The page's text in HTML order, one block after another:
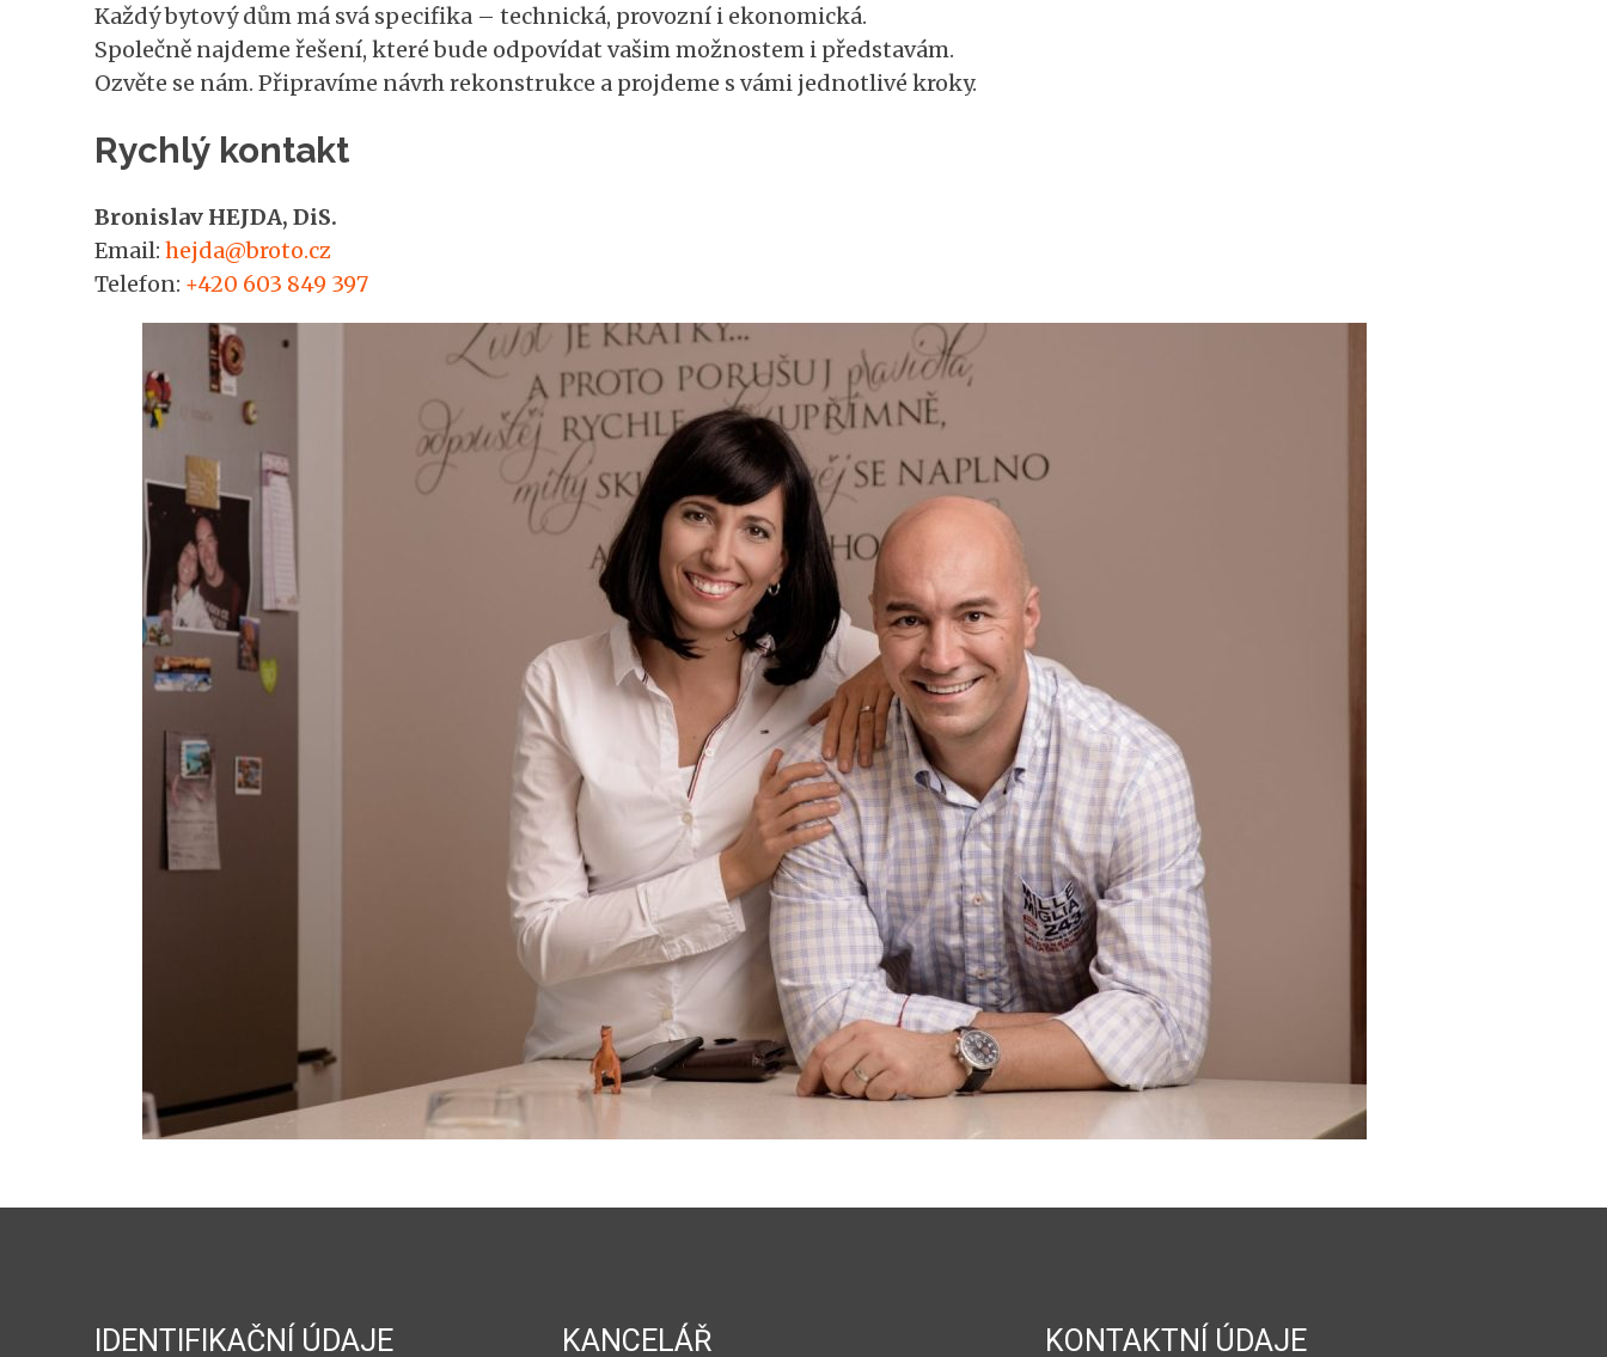
Každý bytový dům má svá specifika – technická, provozní i ekonomická.
Společně najdeme řešení, které bude odpovídat vašim možnostem i představám.
Ozvěte se nám. Připravíme návrh rekonstrukce a projdeme s vámi jednotlivé kroky.
Rychlý kontakt
Bronislav HEJDA, DiS.
Email: hejda@broto.cz
Telefon: +420 603 849 397
IDENTIFIKAČNÍ ÚDAJE KANCELÁŘ KONTAKTNÍ ÚDAJE